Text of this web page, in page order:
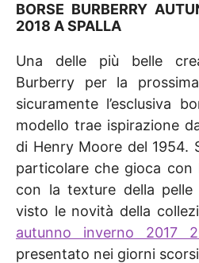
BORSE BURBERRY
2018 A SPALLA
Una delle più belle
Burberry per la
sicuramente l’esclusiva
modello trae ispirazione
di Henry Moore del 1954.
particolare che gioca con
con la texture della
visto le novità della
autunno inverno 2017
presentato nei giorni